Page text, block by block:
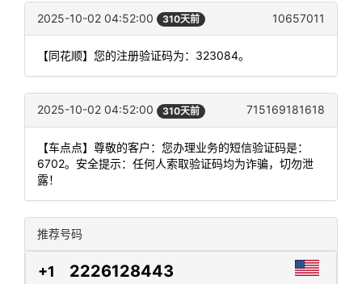
2025-10-02 04:52:00 310天前 10657011
【同花顺】您的注册验证码为：323084。
2025-10-02 04:52:00 310天前 715169181618
【车点点】尊敬的客户：您办理业务的短信验证码是：
6702。安全提示：任何人索取验证码均为诈骗，切勿泄
露！
推荐号码
+1 2226128443